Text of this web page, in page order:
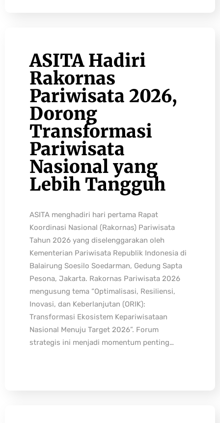
ASITA Hadiri
Rakornas
Pariwisata 2026,
Dorong
Transformasi
Pariwisata
Nasional yang
Lebih Tangguh
ASITA menghadiri hari pertama Rapat
Koordinasi Nasional (Rakornas) Pariwisata
Tahun 2026 yang diselenggarakan oleh
Kementerian Pariwisata Republik Indonesia di
Balairung Soesilo Soedarman, Gedung Sapta
Pesona, Jakarta. Rakornas Pariwisata 2026
mengusung tema “Optimalisasi, Resiliensi,
Inovasi, dan Keberlanjutan (ORIK):
Transformasi Ekosistem Kepariwisataan
Nasional Menuju Target 2026”. Forum
strategis ini menjadi momentum penting…